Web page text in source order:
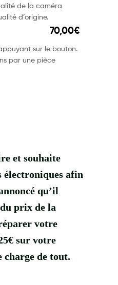
de la caméra
d’origine.
70,00€
sur le bouton.
par une pièce
et souhaite
électroniques afin
qu’il
prix de la
votre
sur votre
de tout.